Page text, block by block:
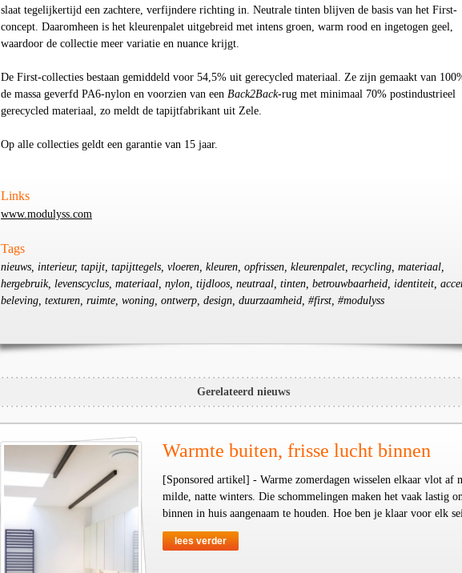
slaat tegelijkertijd een zachtere, verfijndere richting in. Neutrale tinten blijven de basis van het First-
concept. Daaromheen is het kleurenpalet uitgebreid met intens groen, warm rood en ingetogen geel,
waardoor de collectie meer variatie en nuance krijgt.
De First-collecties bestaan gemiddeld voor 54,5% uit gerecycled materiaal. Ze zijn gemaakt van
de massa geverfd PA6-nylon en voorzien van een Back2Back-rug met minimaal 70% postindustrieel
gerecycled materiaal, zo meldt de tapijtfabrikant uit Zele.
Op alle collecties geldt een garantie van 15 jaar.
Links
www.modulyss.com
Tags
nieuws, interieur, tapijt, tapijttegels, vloeren, kleuren, opfrissen, kleurenpalet, recycling, materiaal,
hergebruik, levenscyclus, materiaal, nylon, tijdloos, neutraal, tinten, betrouwbaarheid, identiteit,
beleving, texturen, ruimte, woning, ontwerp, design, duurzaamheid, #first, #modulyss
Gerelateerd nieuws
Warmte buiten, frisse lucht binnen
[Sponsored artikel] - Warme zomerdagen wisselen elkaar vlot af
milde, natte winters. Die schommelingen maken het vaak lastig
binnen in huis aangenaam te houden. Hoe ben je klaar voor elk
lees verder